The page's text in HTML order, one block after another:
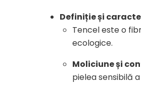
Definiție și
Tencel este o
ecologice.
Moliciune și
pielea sensibilă